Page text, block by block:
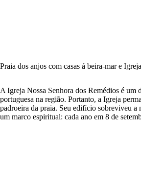
Praia dos anjos com casas á beira-mar e
A Igreja Nossa Senhora dos Remédios é
portuguesa na região. Portanto, a Igreja
padroeira da praia. Seu edifício sobreviveu a
um marco espiritual: cada ano em 8 de